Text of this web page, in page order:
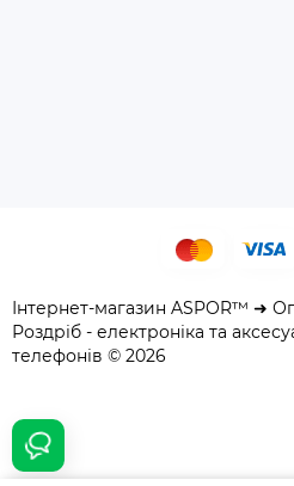
Інтернет-магазин ASPOR™ ➜
Роздріб - електроніка та
телефонів © 2026